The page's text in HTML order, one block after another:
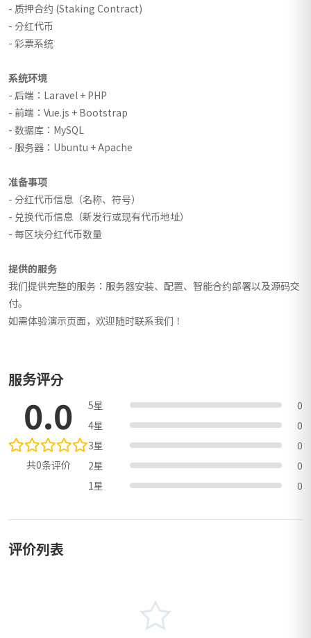
- 质押合约 (Staking Contract)
- 分红代币
- 彩票系统
系统环境
- 后端：Laravel + PHP
- 前端：Vue.js + Bootstrap
- 数据库：MySQL
- 服务器：Ubuntu + Apache
准备事项
- 分红代币信息（名称、符号）
- 兑换代币信息（新发行或现有代币地址）
- 每区块分红代币数量
提供的服务
我们提供完整的服务：服务器安装、配置、智能合约部署以及源码交
付。
如需体验演示页面，欢迎随时联系我们！
服务评分
0.0
共0条评价
5星
0
4星
0
3星
0
2星
0
1星
0
评价列表